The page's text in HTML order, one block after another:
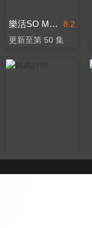
8.2
樂活SO MUCH
更新至第 50 集